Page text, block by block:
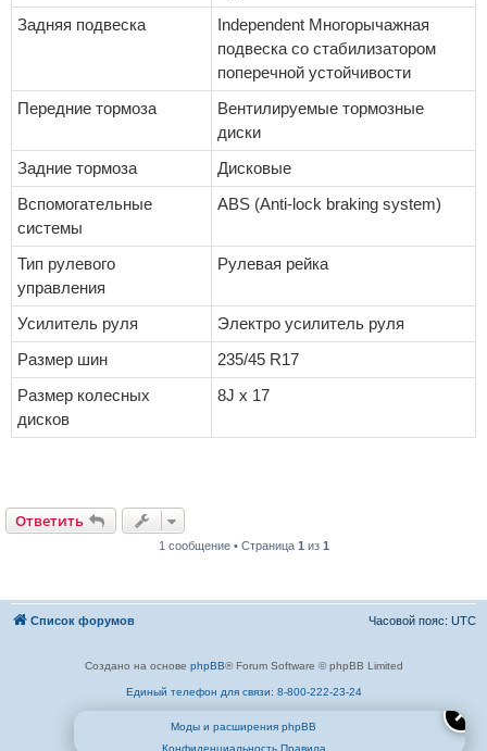
✕
Задняя подвеска
Independent Многорычажная
подвеска со стабилизатором
поперечной устойчивости
Передние тормоза
Вентилируемые тормозные
диски
Задние тормоза
Дисковые
Вспомогательные
системы
ABS (Anti-lock braking system)
Тип рулевого
управления
Рулевая рейка
Усилитель руля
Электро усилитель руля
Размер шин
235/45 R17
Размер колесных
дисков
8J x 17
Ответить
1 сообщение • Страница 1 из 1
Список форумов Часовой пояс: UTC
Создано на основе phpBB® Forum Software © phpBB Limited
Единый телефон для связи: 8-800-222-23-24
Моды и расширения phpBB
Конфиденциальность Правила